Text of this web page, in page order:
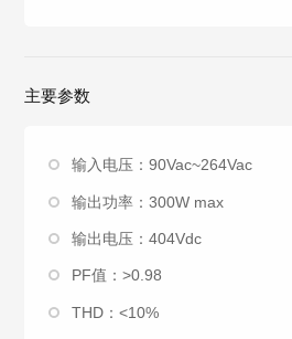
主要参数
输入电压：90Vac~264Vac
输出功率：300W max
输出电压：404Vdc
PF值：>0.98
THD：<10%